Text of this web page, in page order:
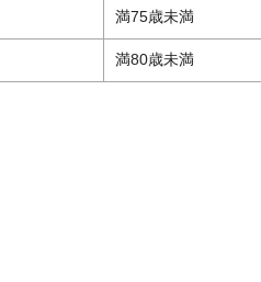
満75歳未満
満80歳未満